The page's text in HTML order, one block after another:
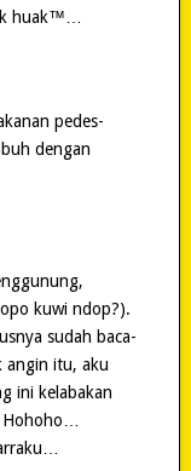
huak™…
pedes-
dengan
kuwi ndop?).
sudah baca-
angin itu, aku
ini kelabakan